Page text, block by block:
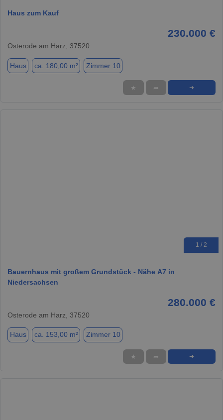
Haus zum Kauf
230.000 €
Osterode am Harz, 37520
Haus ca. 180,00 m² Zimmer 10
★ ➦ ➜
1 / 2
Bauernhaus mit großem Grundstück - Nähe A7 in
Niedersachsen
280.000 €
Osterode am Harz, 37520
Haus ca. 153,00 m² Zimmer 10
★ ➦ ➜